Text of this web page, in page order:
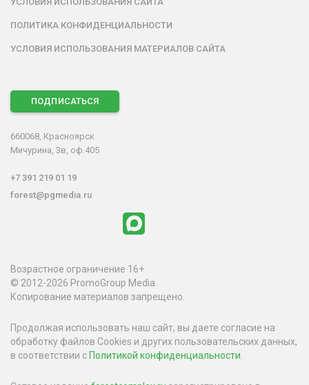
ПОЛИТИКА КОНФИДЕНЦИАЛЬНОСТИ
УСЛОВИЯ ИСПОЛЬЗОВАНИЯ МАТЕРИАЛОВ САЙТА
ПОДПИСАТЬСЯ
660068, Красноярск
Мичурина, 3в, оф.405
+7 391 219 01 19
forest@pgmedia.ru
Возрастное ограничение 16+
© 2012-2026 PromoGroup Media
Копирование материалов запрещено.
Продолжая использовать наш сайт, вы даете согласие на
обработку файлов Cookies и других пользовательских данных,
в соответствии сПолитикой конфиденциальности